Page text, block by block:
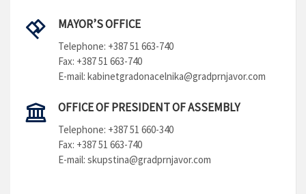
MAYOR’S OFFICE
Telephone: +387 51 663-740
Fax: +387 51 663-740
E-mail: kabinetgradonacelnika@gradprnjavor.com
OFFICE OF PRESIDENT OF ASSEMBLY
Telephone: +387 51 660-340
Fax: +387 51 663-740
E-mail: skupstina@gradprnjavor.com